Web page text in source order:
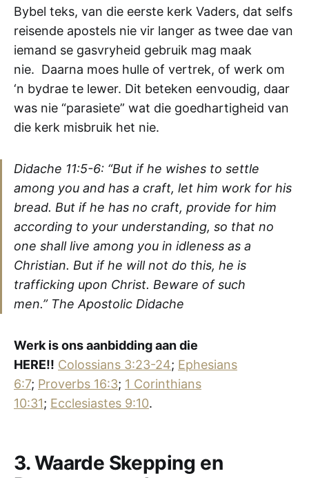
Bybel teks, van die eerste kerk Vaders, dat selfs
reisende apostels nie vir langer as twee dae van
iemand se gasvryheid gebruik mag maak
nie. Daarna moes hulle of vertrek, of werk om
‘n bydrae te lewer. Dit beteken eenvoudig, daar
was nie “parasiete” wat die goedhartigheid van
die kerk misbruik het nie.
Didache 11:5-6: “But if he wishes to settle
among you and has a craft, let him work for his
bread. But if he has no craft, provide for him
according to your understanding, so that no
one shall live among you in idleness as a
Christian. But if he will not do this, he is
trafficking upon Christ. Beware of such
men.” The Apostolic Didache
Werk is ons aanbidding aan die
HERE!! Colossians 3:23-24; Ephesians
6:7; Proverbs 16:3; 1 Corinthians
10:31; Ecclesiastes 9:10.
3. Waarde Skepping en